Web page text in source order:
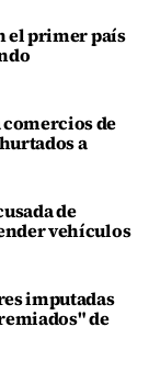
el primer país
de
a
de
vehículos
imputadas
de